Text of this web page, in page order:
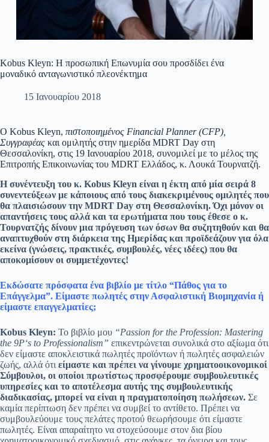
Kobus Kleyn: Η προσωπική Επωνυμία σου προσδίδει ένα
μοναδικό ανταγωνιστικό πλεονέκτημα
15 Ιανουαρίου 2018
O Kobus Kleyn, πιστοποιημένος Financial Planner(CFP),
Συγγραφέας και ομιλητής στην ημερίδα MDRT Day στη
Θεσσαλονίκη, στις 19 Ιανουαρίου 2018, συνομιλεί με το μέλος της
Επιτροπής Επικοινωνίας του MDRT Ελλάδος, κ. Λουκά Τουρνατζή.
Η συνέντευξη του κ. Kobus Kleyn είναι η έκτη από μία σειρά 8
συνεντεύξεων με κάποιους από τους διακεκριμένους ομιλητές που
θα πλαισιώσουν την MDRT Day στη Θεσσαλονίκη. Όχι μόνον οι
απαντήσεις τους αλλά και τα ερωτήματα που τους έθεσε ο κ.
Τουρνατζής δίνουν μια πρόγευση των όσων θα συζητηθούν και θα
αναπτυχθούν στη διάρκεια της Ημερίδας και προϊδεάζουν για όλα
εκείνα (γνώσεις, πρακτικές, συμβουλές, νέες ιδέες) που θα
αποκομίσουν οι συμμετέχοντες!
Εκδώσατε πρόσφατα ένα βιβλίο με τίτλο “Πάθος για το
Επάγγελμα”. Είμαστε πωλητές στην Ασφαλιστική Βιομηχανία ή
είμαστε επαγγελματίες;
Kobus Kleyn: Το βιβλίο μου “Passion for the Profession: Mastering
the 9P‘s to Professionalism” επικεντρώνεται συνολικά στο αξίωμα ότι
δεν είμαστε αποκλειστικά πωλητές προϊόντων ή πωλητές ασφαλειών
ζωής, αλλά ότι είμαστε και πρέπει να γίνουμε χρηματοοικονομικοί
Σύμβουλοι, οι οποίοι πρωτίστως προσφέρουμε συμβουλευτικές
υπηρεσίες και το αποτέλεσμα αυτής της συμβουλευτικής
διαδικασίας, μπορεί να είναι η πραγματοποίηση πωλήσεων. Σε
καμία περίπτωση δεν πρέπει να συμβεί το αντίθετο. Πρέπει να
συμβουλεύουμε τους πελάτες προτού θεωρήσουμε ότι είμαστε
πωλητές. Είναι απαραίτητο να στοχεύσουμε στον δια βίου